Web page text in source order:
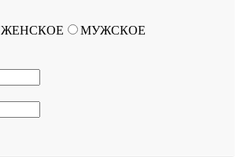
ЖЕНСКОЕ МУЖСКОЕ